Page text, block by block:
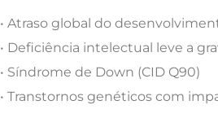
• Atraso global do
• Deficiência intelectual leve a
• Síndrome de Down (CID Q90)
• Transtornos genéticos com